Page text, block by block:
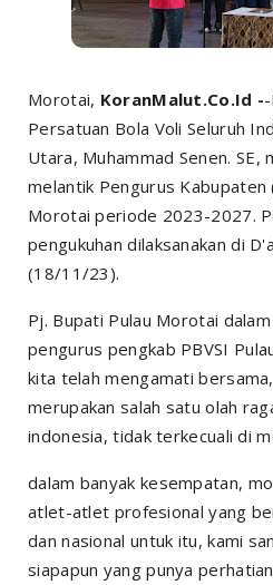
Morotai, KoranMalut.Co.Id -
Persatuan Bola Voli Seluruh
Utara, Muhammad Senen. SE,
melantik Pengurus Kabupaten
Morotai periode 2023-2027.
pengukuhan dilaksanakan di
(18/11/23).
Pj. Bupati Pulau Morotai
pengurus pengkab PBVSI
kita telah mengamati
merupakan salah satu olah
indonesia, tidak terkecuali di
dalam banyak kesempatan,
atlet-atlet profesional yang
dan nasional untuk itu, kami
siapapun yang punya